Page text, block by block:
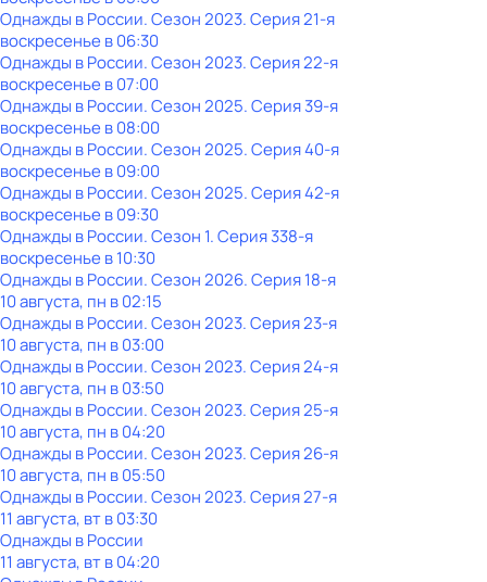
Однажды в России. Сезон 2023. Серия 21-я
воскресенье в06:30
Однажды в России. Сезон 2023. Серия 22-я
воскресенье в07:00
Однажды в России. Сезон 2025. Серия 39-я
воскресенье в08:00
Однажды в России. Сезон 2025. Серия 40-я
воскресенье в09:00
Однажды в России. Сезон 2025. Серия 42-я
воскресенье в09:30
Однажды в России. Сезон 1. Серия 338-я
воскресенье в10:30
Однажды в России. Сезон 2026. Серия 18-я
10 августа, пн в 02:15
Однажды в России. Сезон 2023. Серия 23-я
10 августа, пн в 03:00
Однажды в России. Сезон 2023. Серия 24-я
10 августа, пн в 03:50
Однажды в России. Сезон 2023. Серия 25-я
10 августа, пн в 04:20
Однажды в России. Сезон 2023. Серия 26-я
10 августа, пн в 05:50
Однажды в России. Сезон 2023. Серия 27-я
11 августа, вт в 03:30
Однажды в России
11 августа, вт в 04:20